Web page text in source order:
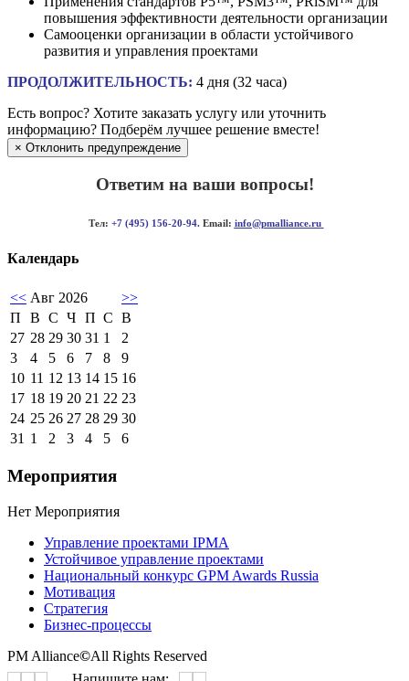
повышения эффективности деятельности организации
Самооценки организации в области устойчивого
развития и управления проектами
ПРОДОЛЖИТЕЛЬНОСТЬ: 4 дня (32 часа)
Есть вопрос? Хотите заказать услугу или уточнить
информацию? Подберём лучшее решение вместе!
× Отклонить предупреждение
Ответим на ваши вопросы!
Тел: +7 (495) 156-20-94. Email: info@pmalliance.ru
Календарь
<< Авг 2026
>>
П
В С Ч П С В
27 28 29 30 31 1
2
3
4 5 6 7 8
9
10 11 12 13 14 15 16
17 18 19 20 21 22 23
24 25 26 27 28 29 30
31 1 2 3 4 5 6
Мероприятия
Нет Мероприятия
Управление проектами IPMA
Устойчивое управление проектами
Национальный конкурс GPM Awards Russia
Мотивация
Стратегия
Бизнес-процессы
PM Alliance©All Rights Reserved